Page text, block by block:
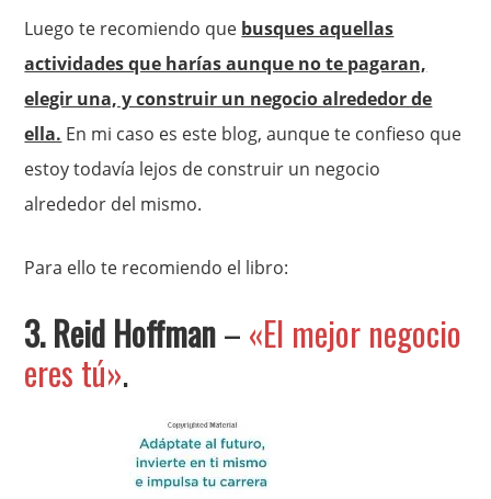
Luego te recomiendo que busques aquellas
actividades que harías aunque no te pagaran,
elegir una, y construir un negocio alrededor de
ella. En mi caso es este blog, aunque te confieso que
estoy todavía lejos de construir un negocio
alrededor del mismo.
Para ello te recomiendo el libro:
3. Reid Hoffman– «El mejor negocio
eres tú».